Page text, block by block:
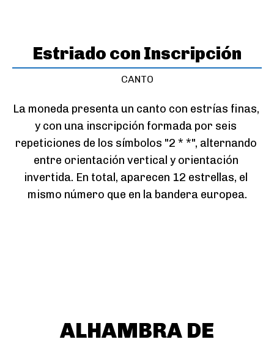
Estriado con Inscripción
CANTO
La moneda presenta un canto con estrías finas,
y con una inscripción formada por seis
repeticiones de los símbolos "2 * *", alternando
entre orientación vertical y orientación
invertida. En total, aparecen 12 estrellas, el
mismo número que en la bandera europea.
ALHAMBRA DE